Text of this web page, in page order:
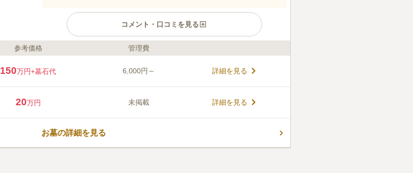
コメント・口コミを見る
ライフドット編集部のコメント
か、「宗旨・宗派不問」の永代供養塔がありますので。お子様
ないない方や単身者でも安心してご利用いただけます。また合
リー対応になっているので、車椅子の方や高齢者でも問題なく
お参りにお越し頂けます。
口コミ評価
みんなの評価
参考価格 管理費
150万円+墓石代 6,000円～ 詳細を見る
20万円 未掲載 詳細を見る
お墓の詳細を見る